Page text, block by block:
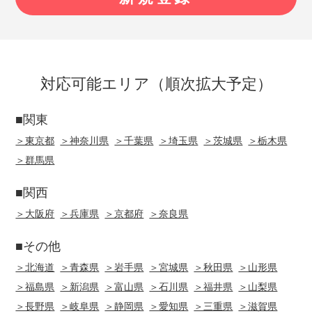
対応可能エリア（順次拡大予定）
■関東
＞東京都 ＞神奈川県 ＞千葉県 ＞埼玉県 ＞茨城県
＞栃木県
＞群馬県
■関西
＞大阪府 ＞兵庫県 ＞京都府 ＞奈良県
■その他
＞北海道 ＞青森県 ＞岩手県 ＞宮城県 ＞秋田県
＞山形県
＞福島県
＞新潟県 ＞富山県 ＞石川県 ＞福井県
＞山梨県
＞長野県
＞岐阜県 ＞静岡県 ＞愛知県 ＞三重県
＞滋賀県